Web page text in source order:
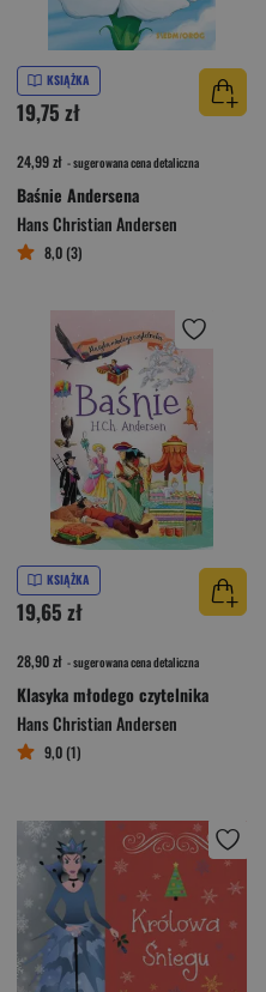
KSIĄŻKA
19,75 zł
24,99 zł - sugerowana cena detaliczna
Baśnie Andersena
Hans Christian Andersen
8,0 (3)
KSIĄŻKA
19,65 zł
28,90 zł - sugerowana cena detaliczna
Klasyka młodego czytelnika
Hans Christian Andersen
9,0 (1)